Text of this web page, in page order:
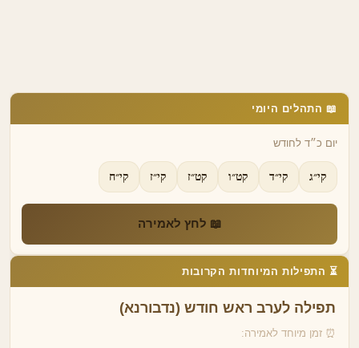
📖 התהלים היומי
יום כ״ד לחודש
קי״ג קי״ד קט״ו קט״ז קי״ז קי״ח
📖 לחץ לאמירה
⏳ התפילות המיוחדות הקרובות
תפילה לערב ראש חודש (נדבורנא)
⏰ זמן מיוחד לאמירה: